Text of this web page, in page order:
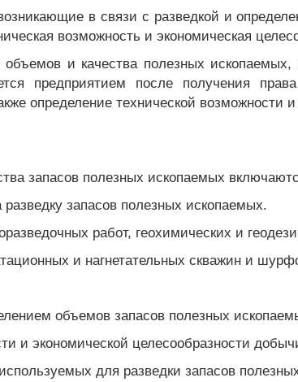
в связи с разведкой и
возможность и экономическая
и качества полезных
предприятием после получения
определение технической возможности
запасов полезных ископаемых
запасов полезных ископаемых.
работ, геохимических и
и нагнетательных скважин и
объемов запасов полезных
и экономической целесообразности
для разведки запасов